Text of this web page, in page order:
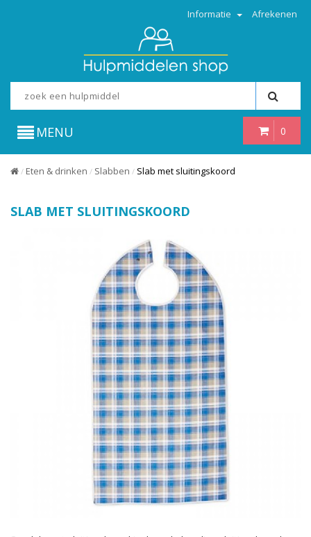
Informatie Afrekenen
0
MENU
/ Eten & drinken / Slabben / Slab met sluitingskoord
SLAB MET SLUITINGSKOORD